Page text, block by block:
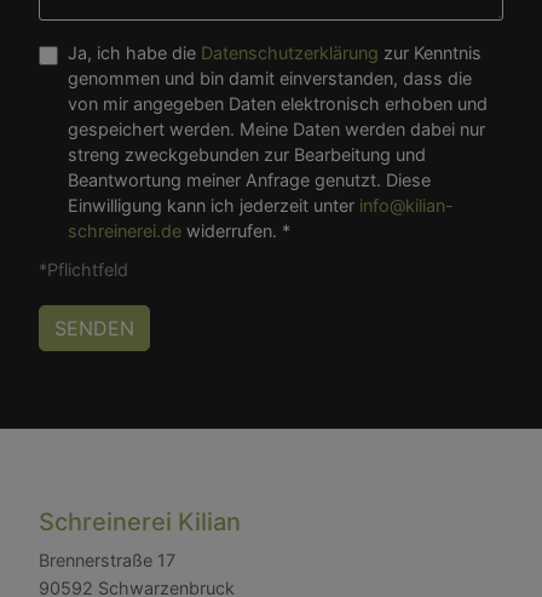
Ja, ich habe die Datenschutzerklärung zur Kenntnis
genommen und bin damit einverstanden, dass die
von mir angegeben Daten elektronisch erhoben und
gespeichert werden. Meine Daten werden dabei nur
streng zweckgebunden zur Bearbeitung und
Beantwortung meiner Anfrage genutzt. Diese
Einwilligung kann ich jederzeit unter info@kilian-
schreinerei.de widerrufen. *
*Pflichtfeld
Schreinerei Kilian
Brennerstraße 17
90592 Schwarzenbruck